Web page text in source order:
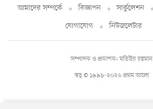
আমাদের সম্পর্কে বিজ্ঞাপন সার্কুলেশন
যোগাযোগ
নিউজলেটার
স্বত্ব © ১৯৯৮-২০২৬ প্রথম আলো
সম্পাদক ও প্রকাশক: মতিউর রহমান